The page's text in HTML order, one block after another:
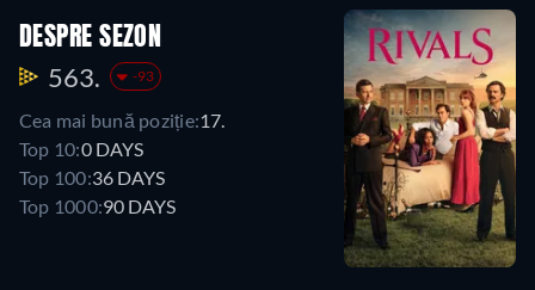
DESPRE SEZON
563. -93
Cea mai bună poziție:17.
Top 10:0 DAYS
Top 100:36 DAYS
Top 1000:90 DAYS